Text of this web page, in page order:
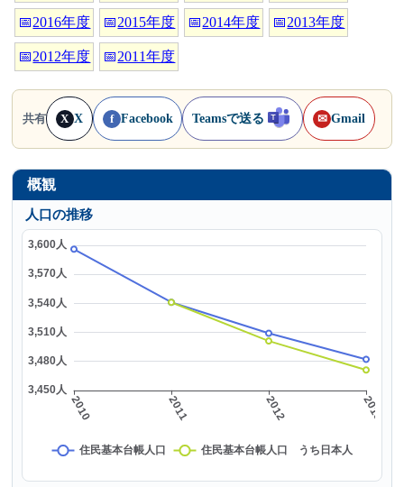
📅2016年度 📅2015年度 📅2014年度 📅2013年度
📅2012年度 📅2011年度
共有 X X f Facebook Teamsで送る ✉ Gmail
概観
人口の推移